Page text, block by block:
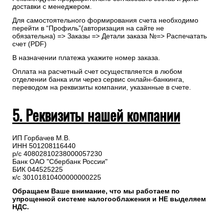
доставки с менеджером.
Для самостоятельного формирования счета необходимо
перейти в “Профиль”(авторизация на сайте не
обязательна) => Заказы => Детали заказа №=> Распечатать
счет (PDF)
В назначении платежа укажите номер заказа.
Оплата на расчетный счет осуществляется в любом
отделении банка или через сервис онлайн-банкинга,
переводом на реквизиты компании, указанные в счете.
5. Реквизиты нашей компании
ИП Горбачев М.В.
ИНН 501208116440
р/с 40802810238000057230
Банк ОАО "Сбербанк России"
БИК 044525225
к/с 30101810400000000225
Обращаем Ваше внимание, что мы работаем по
упрощенной системе налогооблажения и НЕ выделяем
НДС.